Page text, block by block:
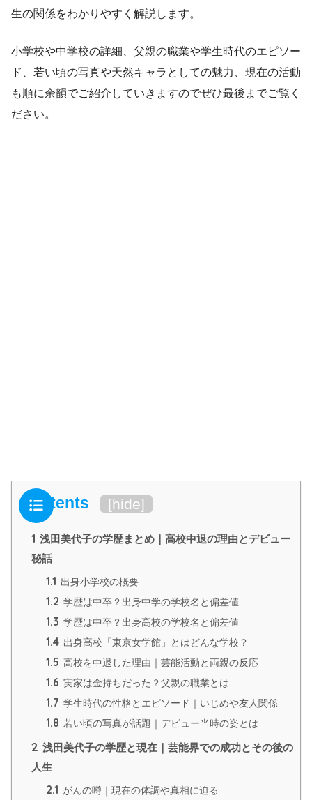
生の関係をわかりやすく解説します。
小学校や中学校の詳細、父親の職業や学生時代のエピソー
ド、若い頃の写真や天然キャラとしての魅力、現在の活動
も順に余韻でご紹介していきますのでぜひ最後までご覧く
ださい。
Contents [hide]
1 浅田美代子の学歴まとめ｜高校中退の理由とデビュー
秘話
1.1 出身小学校の概要
1.2 学歴は中卒？出身中学の学校名と偏差値
1.3 学歴は中卒？出身高校の学校名と偏差値
1.4 出身高校「東京女学館」とはどんな学校？
1.5 高校を中退した理由｜芸能活動と両親の反応
1.6 実家は金持ちだった？父親の職業とは
1.7 学生時代の性格とエピソード｜いじめや友人関係
1.8 若い頃の写真が話題｜デビュー当時の姿とは
2 浅田美代子の学歴と現在｜芸能界での成功とその後の
人生
2.1 がんの噂｜現在の体調や真相に迫る